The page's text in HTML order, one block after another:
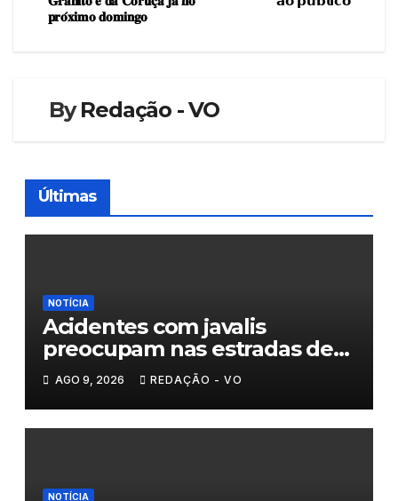
de
𝐩𝐫𝐨́𝐱𝐢𝐦𝐨 𝐝𝐨𝐦𝐢𝐧𝐠𝐨
ByRedação - VO
Últimas
NOTÍCIA
Acidentes com javalis
preocupam nas estradas de
Trás-os-Montes
AGO 9, 2026 REDAÇÃO - VO
NOTÍCIA